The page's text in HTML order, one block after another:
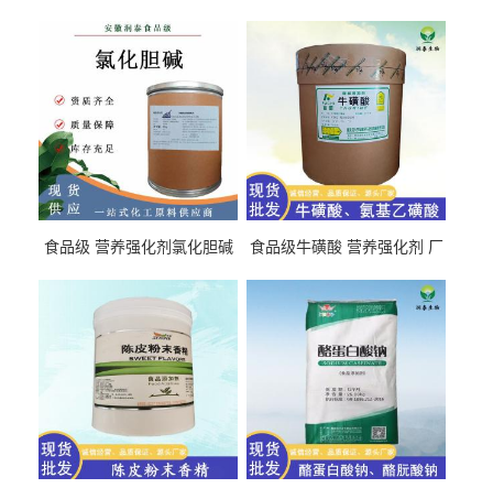
食品级 营养强化剂氯化胆碱
食品级牛磺酸 营养强化剂 厂